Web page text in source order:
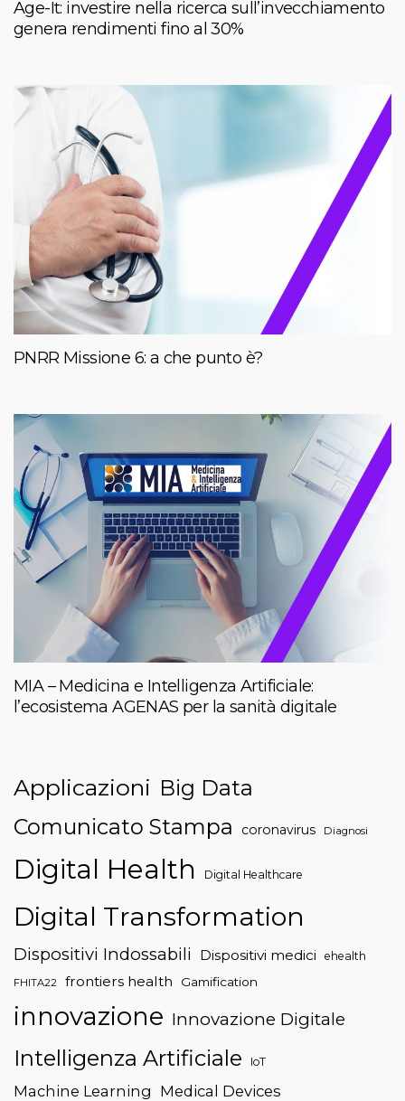
Age-It: investire nella ricerca sull’invecchiamento
genera rendimenti fino al 30%
PNRR Missione 6: a che punto è?
MIA – Medicina e Intelligenza Artificiale:
l’ecosistema AGENAS per la sanità digitale
Applicazioni Big Data
Comunicato Stampa
coronavirus Diagnosi
Digital Health Digital Healthcare
Digital Transformation
Dispositivi Indossabili Dispositivi medici ehealth
FHITA22 frontiers health Gamification
innovazione Innovazione Digitale
Intelligenza Artificiale IoT
Machine Learning Medical Devices